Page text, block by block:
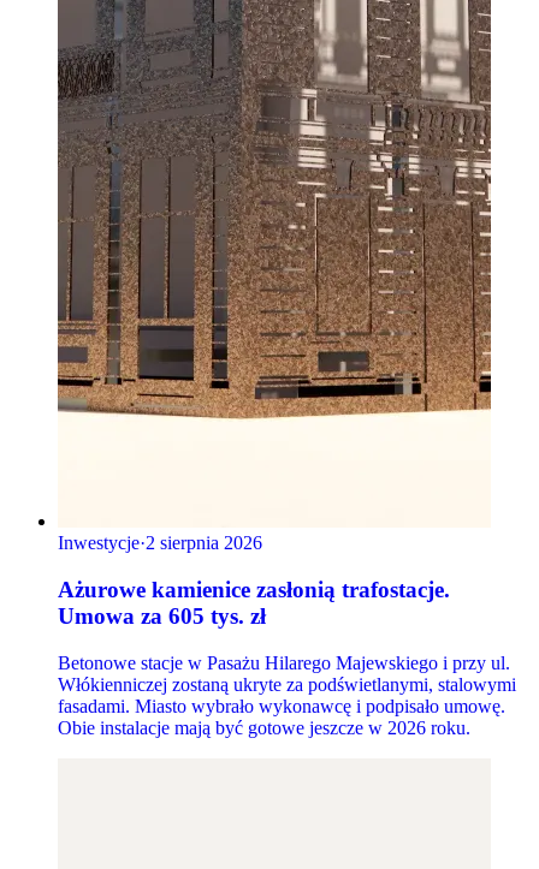
Inwestycje·2 sierpnia 2026
Ażurowe kamienice zasłonią trafostacje.
Umowa za 605 tys. zł
Betonowe stacje w Pasażu Hilarego Majewskiego i przy ul.
Włókienniczej zostaną ukryte za podświetlanymi, stalowymi
fasadami. Miasto wybrało wykonawcę i podpisało umowę.
Obie instalacje mają być gotowe jeszcze w 2026 roku.